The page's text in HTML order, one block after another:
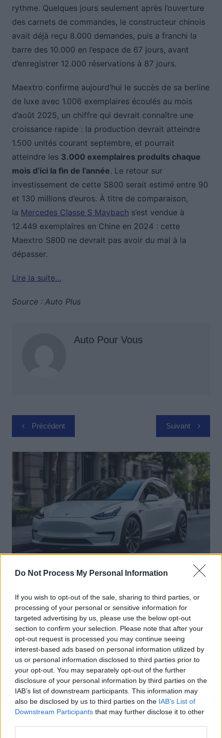
Do Not Process My Personal Information
If you wish to opt-out of the sale, sharing to third parties, or
processing of your personal or sensitive information for
targeted advertising by us, please use the below opt-out
section to confirm your selection. Please note that after your
opt-out request is processed you may continue seeing
interest-based ads based on personal information utilized by
us or personal information disclosed to third parties prior to
your opt-out. You may separately opt-out of the further
disclosure of your personal information by third parties on the
IAB’s list of downstream participants. This information may
also be disclosed by us to third parties on the IAB’s List of
Downstream Participants that may further disclose it to other
rythme. Quelques jours seulement après l’ouverture
des carnets de commandes, le constructeur chinois
avait déjà reçu 8.000 demandes, puis a franchi la
barre des 10.000 en l’espace de 67 jours, avant
d’enregistrer 12.000 réservations à 87 jours.
Maextro confirme aujourd’hui le succès de sa berline
de luxe avec 1.006 exemplaires écoulés au mois
d’août 2025, un chiffre qui devrait connaître une
croissance rapide : la production devrait atteindre
1.500 unités courant septembre, et pourrait
atteindre les 3.000 exemplaires produits chaque
mois d’ici la fin de l’année. Le retour sur
investissement de cette S800 serait estimé entre 90
et 130 millions d’euros. À titre de comparaison,
la Mercedes Classe S Maybach s’est vendue à
12.449 exemplaires en Chine en 2024 : cette
Maextro S800 ne devrait pas avoir du mal à la
dépasser.
Lire la suite…
Source : Auto Plus
Auto Pour Vous
Navigation
de
l’article
Précédent Suivant
Elon Musk nuirait gravement à Tesla
selon une étude européenne
Auto Pour Vous 5 août 2026 0